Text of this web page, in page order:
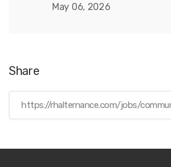
May 06, 2026
Share